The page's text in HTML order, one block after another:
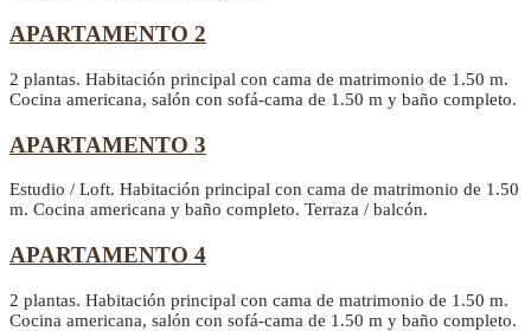
APARTAMENTO 2
2 plantas. Habitación principal con cama de matrimonio de 1.50 m.
Cocina americana, salón con sofá-cama de 1.50 m y baño completo.
APARTAMENTO 3
Estudio / Loft. Habitación principal con cama de matrimonio de 1.50
m. Cocina americana y baño completo. Terraza / balcón.
APARTAMENTO 4
2 plantas. Habitación principal con cama de matrimonio de 1.50 m.
Cocina americana, salón con sofá-cama de 1.50 m y baño completo.